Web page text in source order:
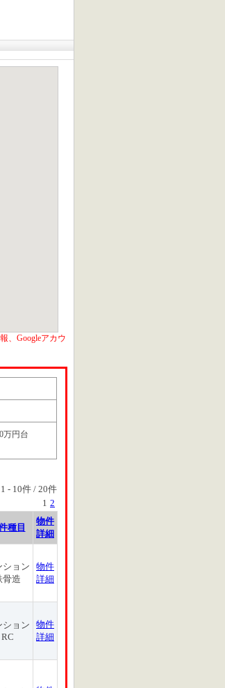
、Googleアカウ
万円台
1 - 10件 / 20件
1 2
種目
物件
詳細
ション
骨造
物件
詳細
ション
RC
物件
詳細